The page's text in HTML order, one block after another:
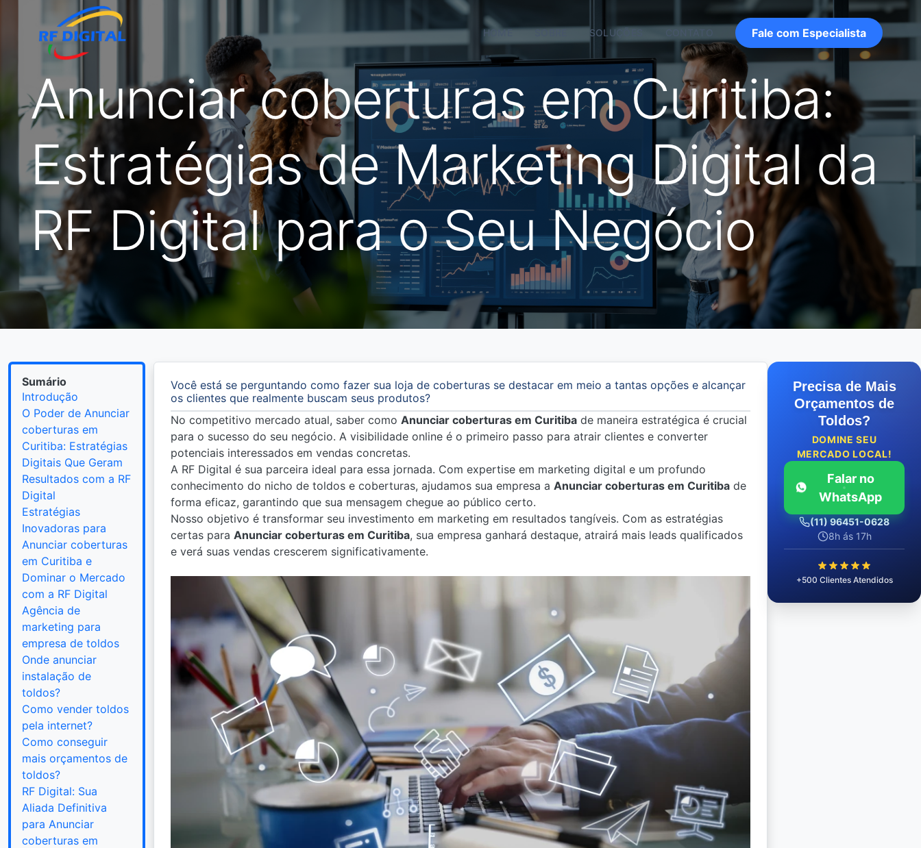
HOME SOBRE SOLUÇÕES Fale com Especialista
Anunciar coberturas em Curitiba:
Estratégias de Marketing Digital da
RF Digital para o Seu Negócio
Sumário
Introdução
O Poder de Anunciar
coberturas em
Curitiba: Estratégias
Digitais Que Geram
Resultados com a RF
Digital
Estratégias
Inovadoras para
Anunciar coberturas
em Curitiba e
Dominar o Mercado
com a RF Digital
Agência de
marketing para
empresa de toldos
Onde anunciar
instalação de
toldos?
Como vender toldos
pela internet?
Como conseguir
mais orçamentos de
toldos?
RF Digital: Sua
Aliada Definitiva
para Anunciar
coberturas em
Você está se perguntando como fazer sua loja de coberturas se destacar em meio a tantas opções e alcançar
os clientes que realmente buscam seus produtos?
No competitivo mercado atual, saber como Anunciar coberturas em Curitiba de maneira estratégica é crucial
para o sucesso do seu negócio. A visibilidade online é o primeiro passo para atrair clientes e converter
potenciais interessados em vendas concretas.
A RF Digital é sua parceira ideal para essa jornada. Com expertise em marketing digital e um profundo
conhecimento do nicho de toldos e coberturas, ajudamos sua empresa a Anunciar coberturas em Curitiba de
forma eficaz, garantindo que sua mensagem chegue ao público certo.
Nosso objetivo é transformar seu investimento em marketing em resultados tangíveis. Com as estratégias
certas para Anunciar coberturas em Curitiba, sua empresa ganhará destaque, atrairá mais leads qualificados
e verá suas vendas crescerem significativamente.
Precisa de Mais
Orçamentos de
Toldos?
DOMINE SEU
MERCADO LOCAL!
Falar no
WhatsApp
(11) 96451-0628
8h ás 17h
+500 Clientes Atendidos